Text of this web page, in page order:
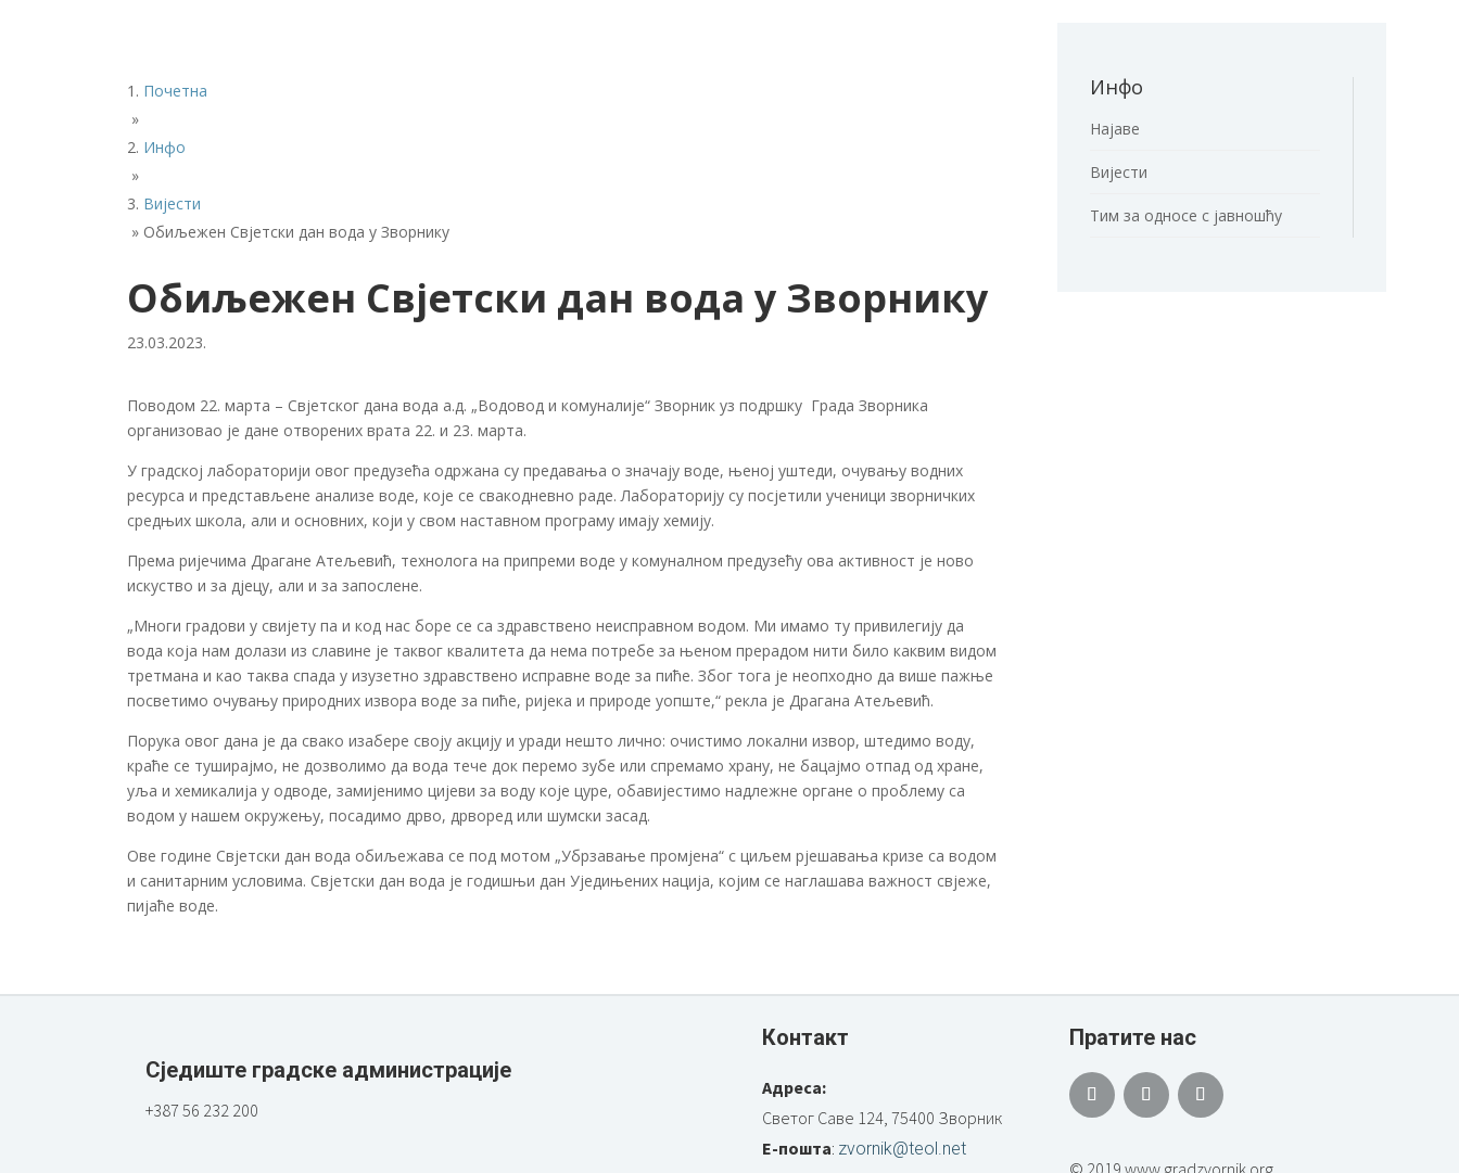
Почетна
»
Инфо
»
Вијести
» Обиљежен Свјетски дан вода у Зворнику
Обиљежен Свјетски дан вода у Зворнику
23.03.2023.
Поводом 22. марта – Свјетског дана вода а.д. „Водовод и комуналије“ Зворник уз подршку Града Зворника
организовао је дане отворених врата 22. и 23. марта.
У градској лабораторији овог предузећа одржана су предавања о значају воде, њеној уштеди, очувању водних
ресурса и представљене анализе воде, које се свакодневно раде. Лабораторију су посјетили ученици зворничких
средњих школа, али и основних, који у свом наставном програму имају хемију.
Према ријечима Драгане Атељевић, технолога на припреми воде у комуналном предузећу ова активност је ново
искуство и за дјецу, али и за запослене.
„Многи градови у свијету па и код нас боре се са здравствено неисправном водом. Ми имамо ту привилегију да
вода која нам долази из славине је таквог квалитета да нема потребе за њеном прерадом нити било каквим видом
третмана и као таква спада у изузетно здравствено исправне воде за пиће. Због тога је неопходно да више пажње
посветимо очувању природних извора воде за пиће, ријека и природе уопште,“ рекла је Драгана Атељевић.
Порука овог дана је да свако изабере своју акцију и уради нешто лично: очистимо локални извор, штедимо воду,
краће се туширајмо, не дозволимо да вода тече док перемо зубе или спремамо храну, не бацајмо отпад од хране,
уља и хемикалија у одводе, замијенимо цијеви за воду које цуре, обавијестимо надлежне органе о проблему са
водом у нашем окружењу, посадимо дрво, дрворед или шумски засад.
Ове године Свјетски дан вода обиљежава се под мотом „Убрзавање промјена“ с циљем рјешавања кризе са водом
и санитарним условима. Свјетски дан вода је годишњи дан Уједињених нација, којим се наглашава важност свјеже,
пијаће воде.
Инфо
Најаве
Вијести
Тим за односе с јавношћу
Сједиште градске администрације
+387 56 232 200
Контакт
Адреса:
Светог Саве 124, 75400 Зворник
Е-пошта: zvornik@teol.net
Пратите нас
© 2019 www.gradzvornik.org